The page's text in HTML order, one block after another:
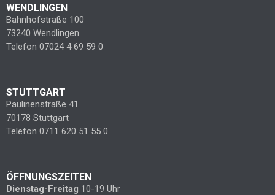
WENDLINGEN
Bahnhofstraße 100
73240 Wendlingen
Telefon 07024 4 69 59 0
STUTTGART
Paulinenstraße 41
70178 Stuttgart
Telefon 0711 620 51 55 0
ÖFFNUNGSZEITEN
Dienstag-Freitag 10-19 Uhr